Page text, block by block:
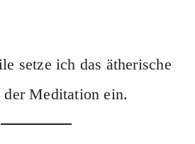
setze ich das ätherische
Meditation ein.